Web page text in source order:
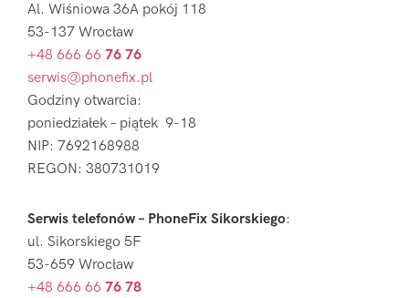
Al. Wiśniowa 36A pokój 118
53-137 Wrocław
+48 666 66 76 76
serwis@phonefix.pl
Godziny otwarcia:
poniedziałek – piątek 9-18
NIP: 7692168988
REGON: 380731019
Serwis telefonów – PhoneFix Sikorskiego:
ul. Sikorskiego 5F
53-659 Wrocław
+48 666 66 76 78